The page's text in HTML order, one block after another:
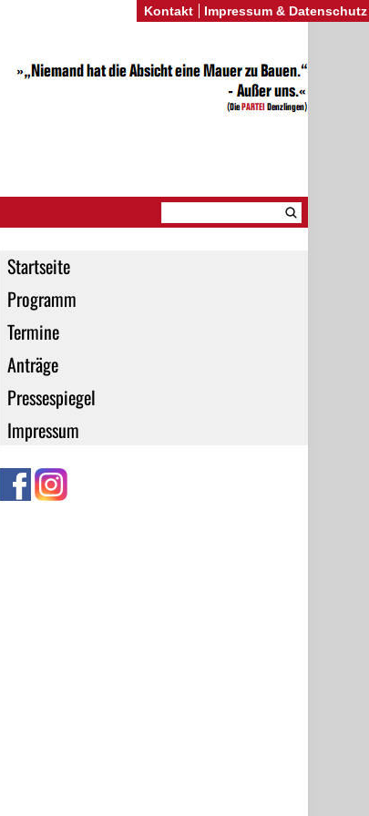
Startseite
Programm
Termine
Anträge
Pressespiegel
Impressum
Kontakt Impressum & Datenschutz